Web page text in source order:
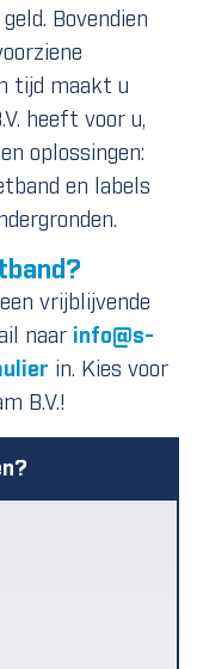
Bovendien
tijd maakt u
heeft voor u,
oplossingen:
en labels
vrijblijvende
naar info@s-
in. Kies voor
B.V.!